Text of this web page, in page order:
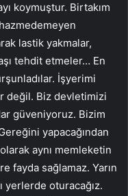
koymuştur. Birtakım
lastik yakmalar,
tehdit etmeler… En
İşyerimi
değil. Biz devletimizi
güveniyoruz. Bizim
yapacağından
aynı memleketin
fayda sağlamaz. Yarın
yerlerde oturacağız.